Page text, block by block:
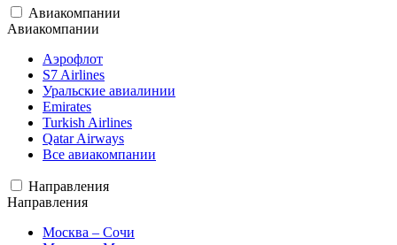
Авиакомпании
Авиакомпании
Аэрофлот
S7 Airlines
Уральские авиалинии
Emirates
Turkish Airlines
Qatar Airways
Все авиакомпании
Направления
Направления
Москва – Сочи